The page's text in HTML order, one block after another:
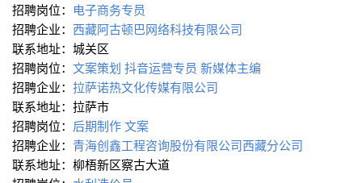
招聘岗位： 电子商务专员
招聘企业： 西藏阿古顿巴网络科技有限公司
联系地址：城关区
招聘岗位： 文案策划 抖音运营专员 新媒体主编
招聘企业： 拉萨诺热文化传媒有限公司
联系地址：拉萨市
招聘岗位： 后期制作文案
招聘企业： 青海创鑫工程咨询股份有限公司西藏分公司
联系地址：柳梧新区察古大道